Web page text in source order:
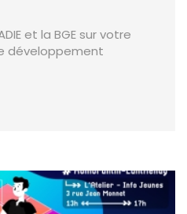
et la BGE sur votre
développement